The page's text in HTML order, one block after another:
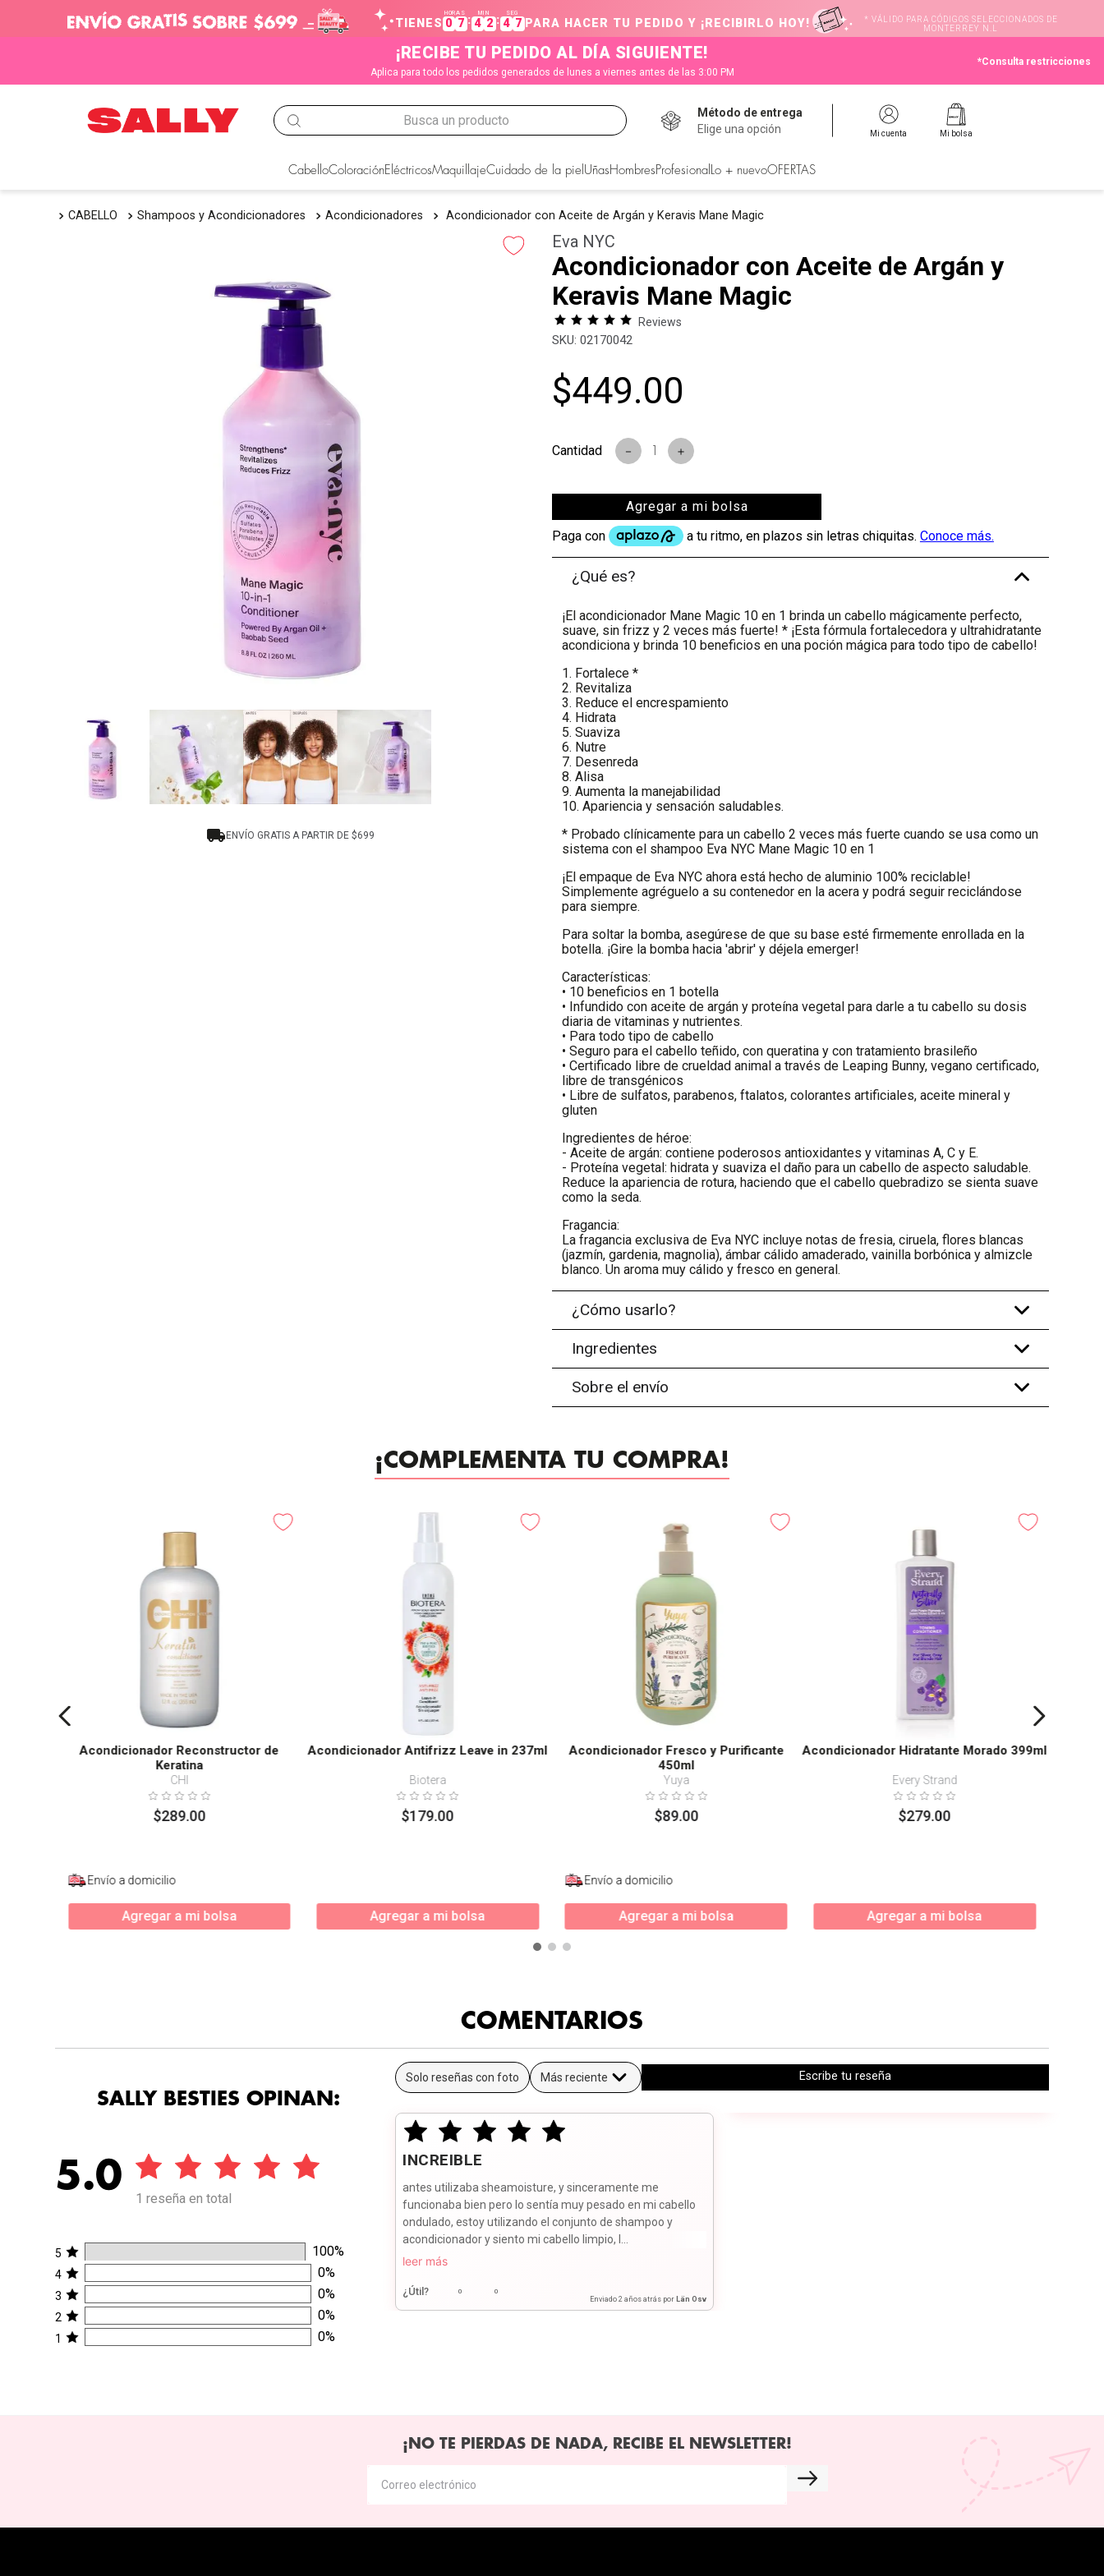
TIENES
HORAS
0 7 :
MIN
4 2 :
SEG
4 6 PARA HACER TU PEDIDO Y ¡RECIBIRLO HOY!
* VÁLIDO PARA CÓDIGOS SELECCIONADOS DE
MONTERREY N.L
¡RECIBE TU PEDIDO AL DÍA SIGUIENTE!
Aplica para todo los pedidos generados de lunes a viernes antes de las 3:00 PM
*Consulta restricciones
Busca un producto
Método de entrega
Elige una opción
Mi cuenta Mi bolsa
CabelloColoraciónEléctricosMaquillajeCuidado de la piel Uñas Hombres Profesional Lo + nuevoOFERTAS
CABELLO Shampoos y Acondicionadores Acondicionadores Acondicionador con Aceite de Argán y Keravis Mane Magic
ENVÍO GRATIS A PARTIR DE $699
Eva NYC
Acondicionador con Aceite de Argán y
Keravis Mane Magic
Reviews
: 02170042
$449.00
＋
－
Agregar a mi bolsa
¿Qué es? -
¡El acondicionador Mane Magic 10 en 1 brinda un cabello mágicamente perfecto,
suave, sin frizz y 2 veces más fuerte! * ¡Esta fórmula fortalecedora y ultrahidratante
acondiciona y brinda 10 beneficios en una poción mágica para todo tipo de cabello!
1. Fortalece *
2. Revitaliza
3. Reduce el encrespamiento
4. Hidrata
5. Suaviza
6. Nutre
7. Desenreda
8. Alisa
9. Aumenta la manejabilidad
10. Apariencia y sensación saludables.
* Probado clínicamente para un cabello 2 veces más fuerte cuando se usa como un
sistema con el shampoo Eva NYC Mane Magic 10 en 1
¡El empaque de Eva NYC ahora está hecho de aluminio 100% reciclable!
Simplemente agréguelo a su contenedor en la acera y podrá seguir reciclándose
para siempre.
Para soltar la bomba, asegúrese de que su base esté firmemente enrollada en la
botella. ¡Gire la bomba hacia 'abrir' y déjela emerger!
Características:
• 10 beneficios en 1 botella
• Infundido con aceite de argán y proteína vegetal para darle a tu cabello su dosis
diaria de vitaminas y nutrientes.
• Para todo tipo de cabello
• Seguro para el cabello teñido, con queratina y con tratamiento brasileño
• Certificado libre de crueldad animal a través de Leaping Bunny, vegano certificado,
libre de transgénicos
• Libre de sulfatos, parabenos, ftalatos, colorantes artificiales, aceite mineral y
gluten
Ingredientes de héroe:
- Aceite de argán: contiene poderosos antioxidantes y vitaminas A, C y E.
- Proteína vegetal: hidrata y suaviza el daño para un cabello de aspecto saludable.
Reduce la apariencia de rotura, haciendo que el cabello quebradizo se sienta suave
como la seda.
Fragancia:
La fragancia exclusiva de Eva NYC incluye notas de fresia, ciruela, flores blancas
(jazmín, gardenia, magnolia), ámbar cálido amaderado, vainilla borbónica y almizcle
blanco. Un aroma muy cálido y fresco en general.
¿Cómo usarlo? +
Ingredientes +
Sobre el envío +
¡COMPLEMENTA TU COMPRA!
Acondicionador Reconstructor de
Keratina
CHI
$289.00
Envío a domicilio
Agregar a mi bolsa
Acondicionador Antifrizz Leave in 237ml
Biotera
$179.00
Agregar a mi bolsa
Acondicionador Fresco y Purificante
450ml
Yuya
$89.00
Envío a domicilio
Agregar a mi bolsa
Acondicionador Hidratante Morado 399ml
Every Strand
$279.00
Agregar a mi bolsa
COMENTARIOS
SALLY BESTIES OPINAN:
5.0
1 reseña en total
5 100%
4 0%
3 0%
2 0%
1 0%
Solo reseñas con foto Más reciente Escribe tu reseña
INCREIBLE
antes utilizaba sheamoisture, y sinceramente me
funcionaba bien pero lo sentía muy pesado en mi cabello
ondulado, estoy utilizando el conjunto de shampoo y
acondicionador y siento mi cabello limpio, l...
leer más
¿Útil? 0 0
Enviado 2 años atráspor Län Osv
¡NO TE PIERDAS DE NADA, RECIBE EL NEWSLETTER!
TÉRMINOS MÁS BUSCADOS
2. igora
olaplex
manic panic
8. protectores termicos
10. naked hair